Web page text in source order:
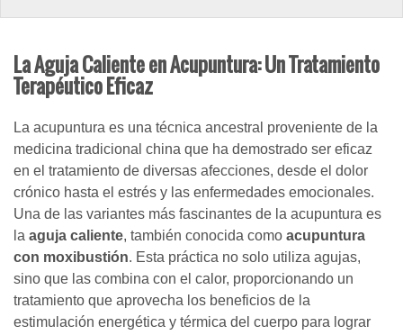
La Aguja Caliente en Acupuntura: Un Tratamiento
Terapéutico Eficaz
La acupuntura es una técnica ancestral proveniente de la
medicina tradicional china que ha demostrado ser eficaz
en el tratamiento de diversas afecciones, desde el dolor
crónico hasta el estrés y las enfermedades emocionales.
Una de las variantes más fascinantes de la acupuntura es
la aguja caliente, también conocida como acupuntura
con moxibustión. Esta práctica no solo utiliza agujas,
sino que las combina con el calor, proporcionando un
tratamiento que aprovecha los beneficios de la
estimulación energética y térmica del cuerpo para lograr